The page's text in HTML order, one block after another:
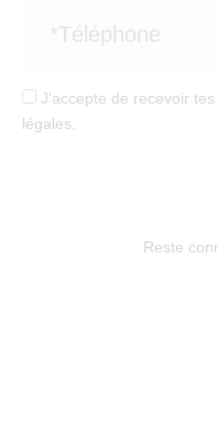
J'accepte de recevoir
légales.
Reste